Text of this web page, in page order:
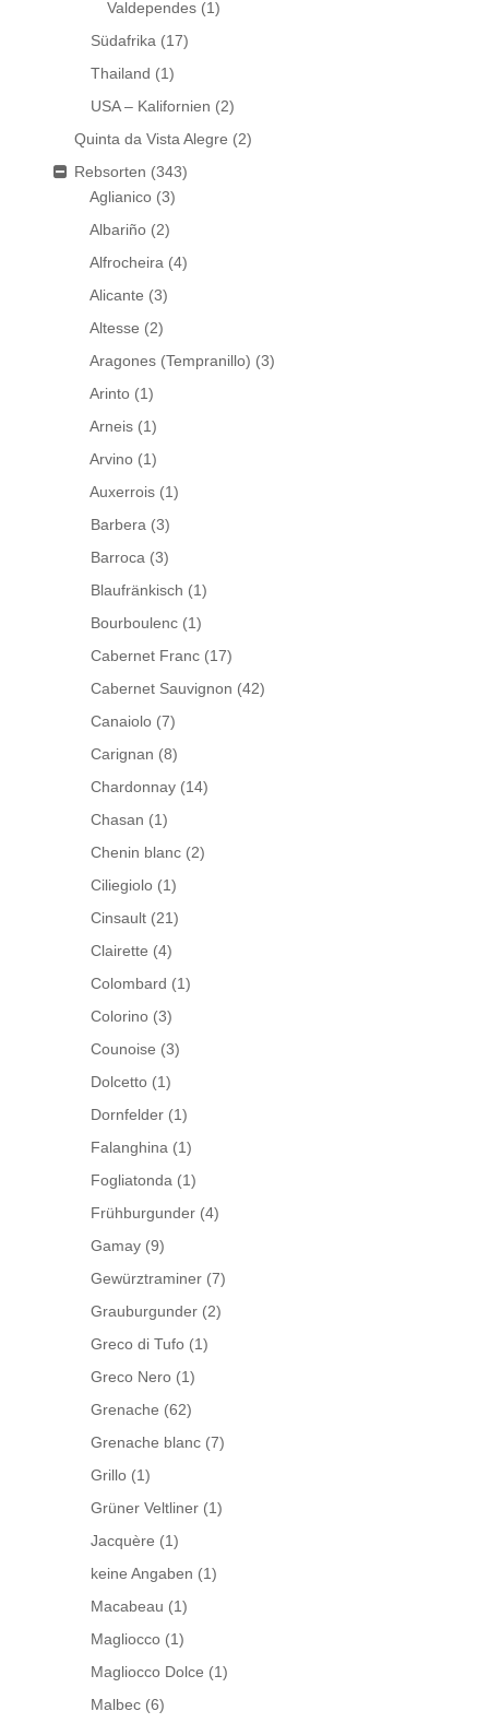
Valdependes (1)
Südafrika (17)
Thailand (1)
USA – Kalifornien (2)
Quinta da Vista Alegre (2)
Rebsorten (343)
Aglianico (3)
Albariño (2)
Alfrocheira (4)
Alicante (3)
Altesse (2)
Aragones (Tempranillo) (3)
Arinto (1)
Arneis (1)
Arvino (1)
Auxerrois (1)
Barbera (3)
Barroca (3)
Blaufränkisch (1)
Bourboulenc (1)
Cabernet Franc (17)
Cabernet Sauvignon (42)
Canaiolo (7)
Carignan (8)
Chardonnay (14)
Chasan (1)
Chenin blanc (2)
Ciliegiolo (1)
Cinsault (21)
Clairette (4)
Colombard (1)
Colorino (3)
Counoise (3)
Dolcetto (1)
Dornfelder (1)
Falanghina (1)
Fogliatonda (1)
Frühburgunder (4)
Gamay (9)
Gewürztraminer (7)
Grauburgunder (2)
Greco di Tufo (1)
Greco Nero (1)
Grenache (62)
Grenache blanc (7)
Grillo (1)
Grüner Veltliner (1)
Jacquère (1)
keine Angaben (1)
Macabeau (1)
Magliocco (1)
Magliocco Dolce (1)
Malbec (6)